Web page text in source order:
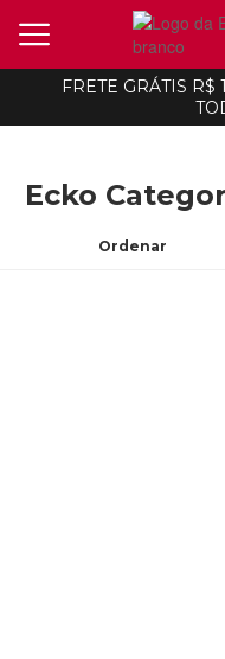
FRETE GRÁTIS R$
Ecko
Ordenar